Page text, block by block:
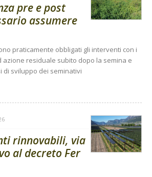
pre e post
assumere
praticamente obbligati gli interventi con i
residuale subito dopo la semina e
di sviluppo dei seminativi
rinnovabili, via
al decreto Fer